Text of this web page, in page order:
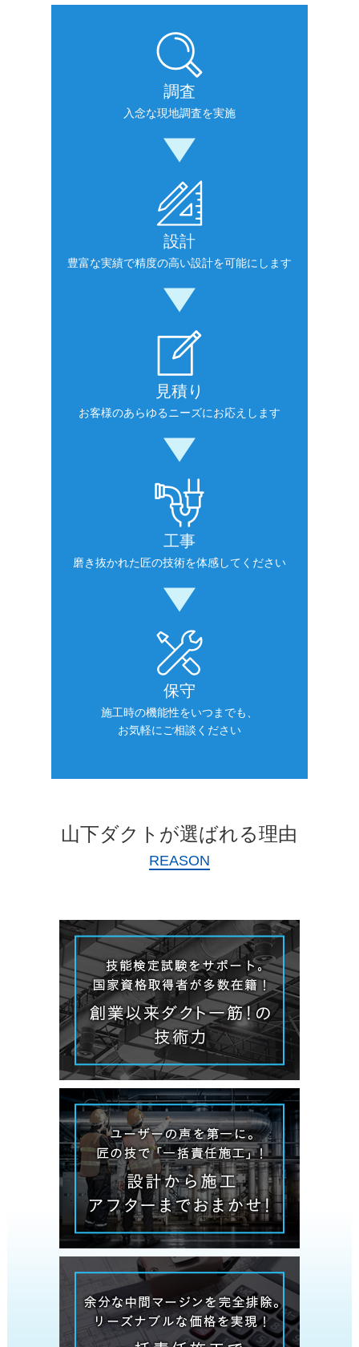
調査
入念な現地調査を実施
設計
豊富な実績で精度の高い設計を可能にします
見積り
お客様のあらゆるニーズにお応えします
工事
磨き抜かれた匠の技術を体感してください
保守
施工時の機能性をいつまでも、
お気軽にご相談ください
山下ダクトが選ばれる理由
REASON